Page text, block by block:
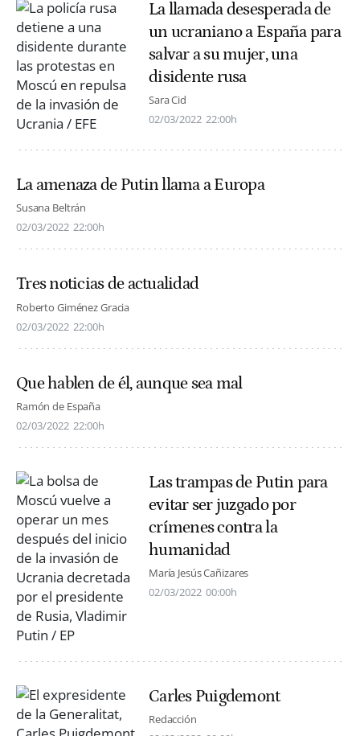
La llamada desesperada de
un ucraniano a España para
salvar a su mujer, una
disidente rusa
Sara Cid
02/03/2022 22:00h
La amenaza de Putin llama a Europa
Susana Beltrán
02/03/2022 22:00h
Tres noticias de actualidad
Roberto Giménez Gracia
02/03/2022 22:00h
Que hablen de él, aunque sea mal
Ramón de España
02/03/2022 22:00h
Las trampas de Putin para
evitar ser juzgado por
crímenes contra la
humanidad
María Jesús Cañizares
02/03/2022 00:00h
Carles Puigdemont
Redacción